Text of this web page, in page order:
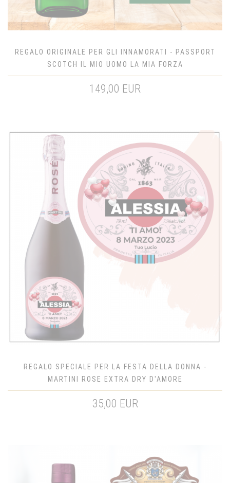
REGALO ORIGINALE PER GLI INNAMORATI - PASSPORT
SCOTCH IL MIO UOMO LA MIA FORZA
149,00 EUR
REGALO SPECIALE PER LA FESTA DELLA DONNA -
MARTINI ROSE EXTRA DRY D'AMORE
35,00 EUR